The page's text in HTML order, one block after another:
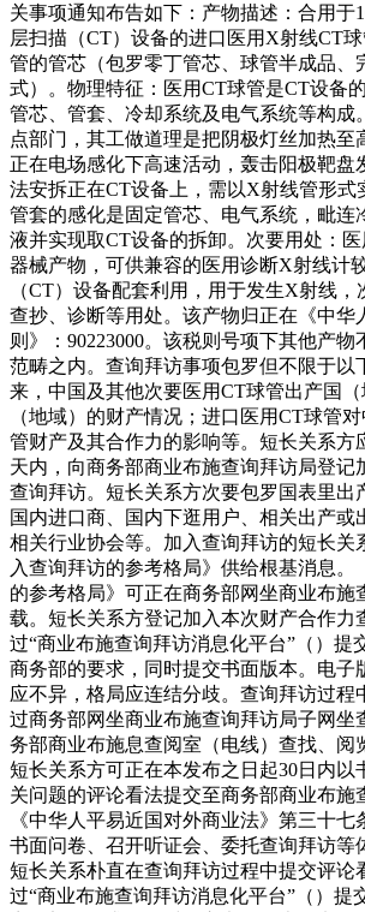
关事项通知布告如下：产物描述：合用于
层扫描（CT）设备的进口医用X射线CT
管的管芯（包罗零丁管芯、球管半成品、
式）。物理特征：医用CT球管是CT设备
管芯、管套、冷却系统及电气系统等构成
点部门，其工做道理是把阴极灯丝加热至
正在电场感化下高速活动，轰击阳极靶盘
法安拆正在CT设备上，需以X射线管形式
管套的感化是固定管芯、电气系统，毗连
液并实现取CT设备的拆卸。次要用处：
器械产物，可供兼容的医用诊断X射线计
（CT）设备配套利用，用于发生X射线
查抄、诊断等用处。该产物归正在《中华
则》：90223000。该税则号项下其他产
范畴之内。查询拜访事项包罗但不限于以
来，中国及其他次要医用CT球管出产国
（地域）的财产情况；进口医用CT球管
管财产及其合作力的影响等。短长关系方
天内，向商务部商业布施查询拜访局登记
查询拜访。短长关系方次要包罗国表里出
国内进口商、国内下逛用户、相关出产或
相关行业协会等。加入查询拜访的短长关
入查询拜访的参考格局》供给根基消息。
的参考格局》可正在商务部网坐商业布施
载。短长关系方登记加入本次财产合作力
过“商业布施查询拜访消息化平台”（）提
商务部的要求，同时提交书面版本。电子
应不异，格局应连结分歧。查询拜访过程
过商务部网坐商业布施查询拜访局子网坐
务部商业布施息查阅室（电线）查找、阅
短长关系方可正在本发布之日起30日内以
关问题的评论看法提交至商务部商业布施
《中华人平易近国对外商业法》第三十七
书面问卷、召开听证会、委托查询拜访等
短长关系朴直在查询拜访过程中提交评论
过“商业布施查询拜访消息化平台”（）提